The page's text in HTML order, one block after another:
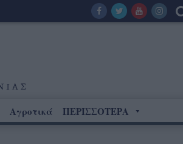
Αγροτικά ΠΕΡΙΣΣΟΤΕΡΑ